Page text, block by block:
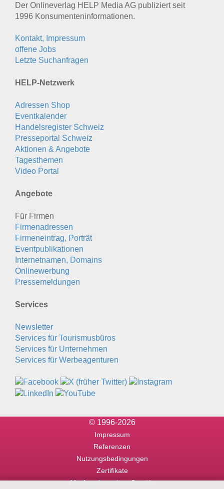
Der Onlineverlag HELP Media AG publiziert seit
1996 Konsumenten­informationen.
Kontakt, Impressum
offene Jobs
Letzte Suchanfragen
HELP-Netzwerk
Adressen Shop
Eventkalender
Handelsregister Schweiz
Presseportal Schweiz
Aktionen & Angebote
Tagesthemen
Video Portal
Angebote
Für Firmen
Firmenadressen
Firmeneintrag, Porträt
Eventpublikationen
Internetnamen, Domains
Onlinewerbung
Pressemeldungen
Services
Newsletter
Services für Tourismusbüros
Services für Unternehmen
Services für Werbeagenturen
© 1996-2026
Impressum
Referenzen
Nutzungsbedingungen
Zertifikate
Alle Angaben ohne Gewähr